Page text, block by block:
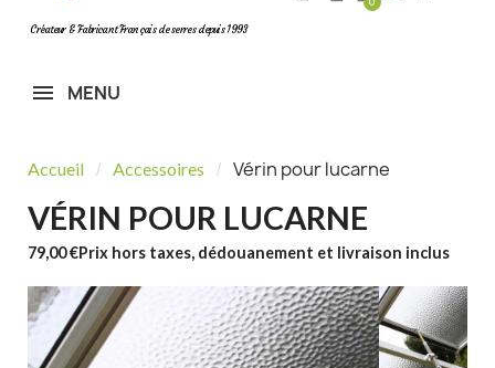
Créateur & Fabricant Français de serres depuis 1993
MENU
Accueil Accessoires Vérin pour lucarne
VÉRIN POUR LUCARNE
79,00 €Prix hors taxes, dédouanement et livraison inclus